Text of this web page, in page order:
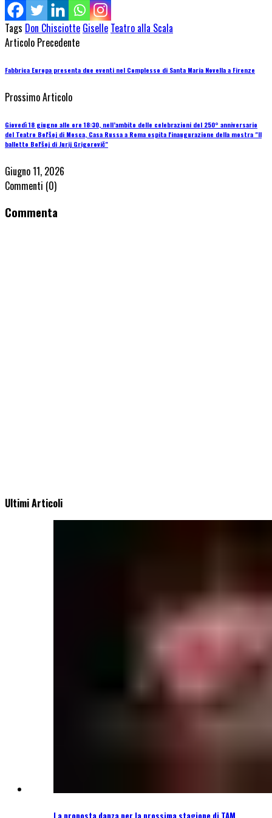
Tags Don Chisciotte Giselle Teatro alla Scala
Articolo Precedente
Fabbrica Europa presenta due eventi nel Complesso di Santa Maria Novella a Firenze
Prossimo Articolo
Giovedì 18 giugno alle ore 18:30, nell’ambito delle celebrazioni del 250° anniversario
del Teatro Bol'šoj di Mosca, Casa Russa a Roma ospita l'inaugurazione della mostra "Il
balletto Bol'šoj di Jurij Grigorovič"
Giugno 11, 2026
Commenti (0)
Commenta
Ultimi Articoli